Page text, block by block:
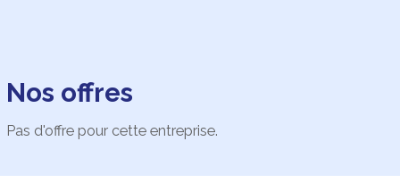
Nos offres
Pas d'offre pour cette entreprise.